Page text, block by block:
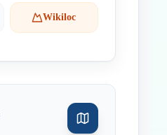
Wikiloc